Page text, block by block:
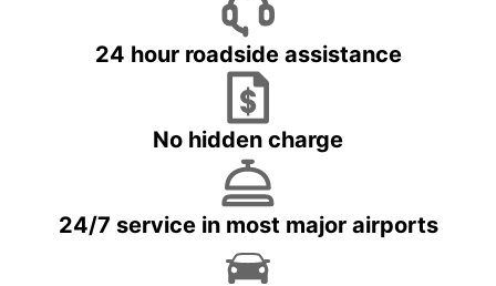
24 hour roadside assistance
No hidden charge
24/7 service in most major airports